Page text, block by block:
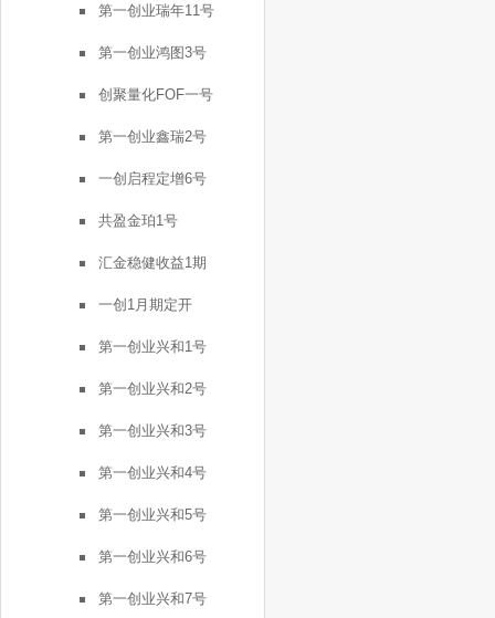
第一创业瑞年11号
第一创业鸿图3号
创聚量化FOF一号
第一创业鑫瑞2号
一创启程定增6号
共盈金珀1号
汇金稳健收益1期
一创1月期定开
第一创业兴和1号
第一创业兴和2号
第一创业兴和3号
第一创业兴和4号
第一创业兴和5号
第一创业兴和6号
第一创业兴和7号